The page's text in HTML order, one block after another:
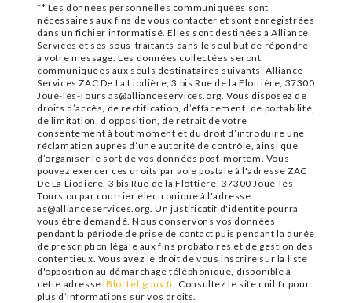
** Les données personnelles communiquées sont
nécessaires aux fins de vous contacter et sont enregistrées
dans un fichier informatisé. Elles sont destinées à Alliance
Services et ses sous-traitants dans le seul but de répondre
à votre message. Les données collectées seront
communiquées aux seuls destinataires suivants: Alliance
Services ZAC De La Liodière, 3 bis Rue de la Flottière, 37300
Joué-lès-Tours as@allianceservices.org. Vous disposez de
droits d’accès, de rectification, d’effacement, de portabilité,
de limitation, d’opposition, de retrait de votre
consentement à tout moment et du droit d’introduire une
réclamation auprès d’une autorité de contrôle, ainsi que
d’organiser le sort de vos données post-mortem. Vous
pouvez exercer ces droits par voie postale à l'adresse ZAC
De La Liodière, 3 bis Rue de la Flottière, 37300 Joué-lès-
Tours ou par courrier électronique à l'adresse
as@allianceservices.org. Un justificatif d'identité pourra
vous être demandé. Nous conservons vos données
pendant la période de prise de contact puis pendant la durée
de prescription légale aux fins probatoires et de gestion des
contentieux. Vous avez le droit de vous inscrire sur la liste
d'opposition au démarchage téléphonique, disponible à
cette adresse: Bloctel.gouv.fr . Consultez le site cnil.fr pour
plus d’informations sur vos droits.